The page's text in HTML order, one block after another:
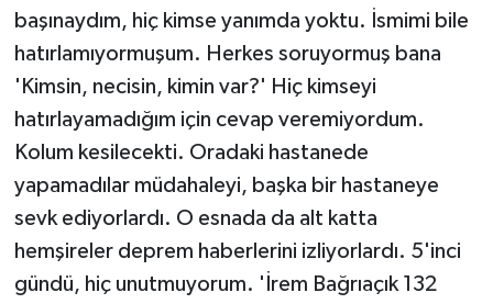
başınaydım, hiç kimse yanımda yoktu. İsmimi bile
hatırlamıyormuşum. Herkes soruyormuş bana
'Kimsin, necisin, kimin var?' Hiç kimseyi
hatırlayamadığım için cevap veremiyordum.
Kolum kesilecekti. Oradaki hastanede
yapamadılar müdahaleyi, başka bir hastaneye
sevk ediyorlardı. O esnada da alt katta
hemşireler deprem haberlerini izliyorlardı. 5'inci
gündü, hiç unutmuyorum. 'İrem Bağrıaçık 132